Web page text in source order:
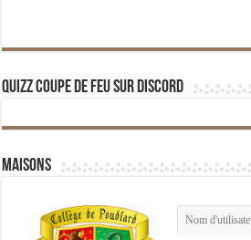
Quizz Coupe de Feu sur Discord
Maisons